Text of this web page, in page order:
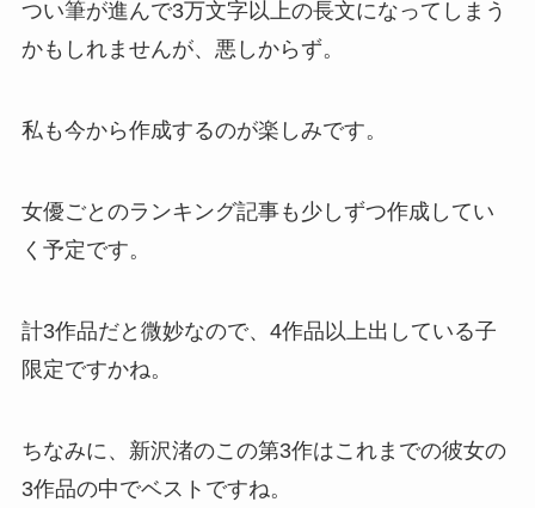
つい筆が進んで3万文字以上の長文になってしまう
かもしれませんが、悪しからず。
私も今から作成するのが楽しみです。
女優ごとのランキング記事も少しずつ作成してい
く予定です。
計3作品だと微妙なので、4作品以上出している子
限定ですかね。
ちなみに、新沢渚のこの第3作はこれまでの彼女の
3作品の中でベストですね。